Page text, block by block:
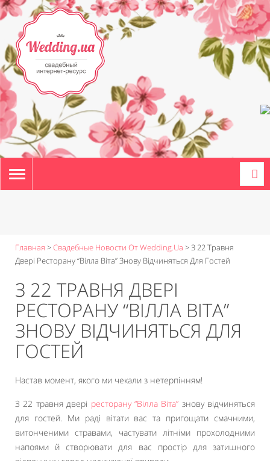
TOGGLE
NAVIGATION
Главная >Свадебные Новости От Wedding.ua >З 22 Травня
Двері Ресторану “Вілла Віта” Знову Відчиняться Для Гостей
З 22 ТРАВНЯ ДВЕРІ
РЕСТОРАНУ “ВІЛЛА ВІТА”
ЗНОВУ ВІДЧИНЯТЬСЯ ДЛЯ
ГОСТЕЙ
Настав момент, якого ми чекали з нетерпінням!
З 22 травня двері ресторану “Вілла Віта” знову відчиняться
для гостей. Ми раді вітати вас та пригощати смачними,
витонченими стравами, частувати літніми прохолодними
напоями й створювати для вас простір для затишного